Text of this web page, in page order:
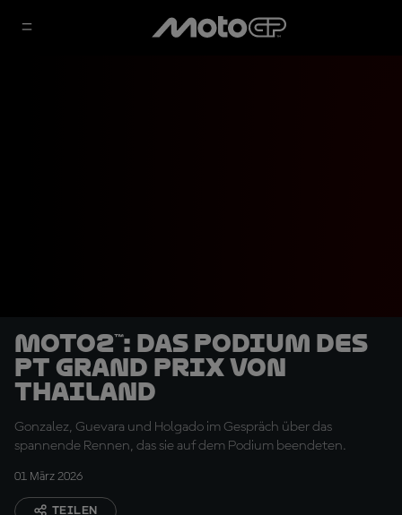
Moto2™: Das Podium des
PT Grand Prix von
Thailand
Gonzalez, Guevara und Holgado im Gespräch über das
spannende Rennen, das sie auf dem Podium beendeten.
01 März 2026
TEILEN